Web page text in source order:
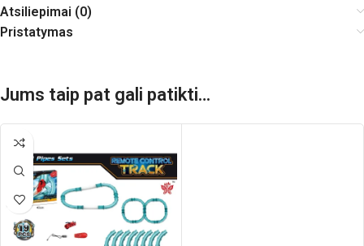
Atsiliepimai (0)
Pristatymas
Jums taip pat gali patikti…